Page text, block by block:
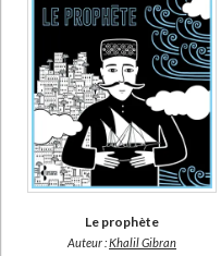
Le prophète
Auteur :Khalil Gibran